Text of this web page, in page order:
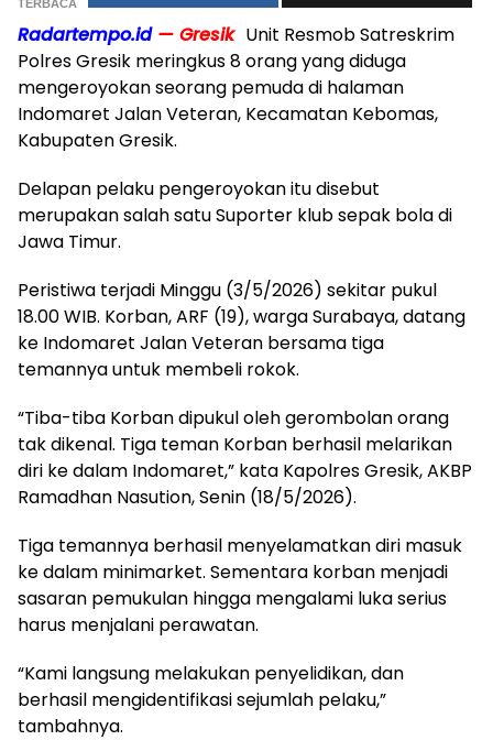
TERBACA
Radartempo.id— Gresik Unit Resmob Satreskrim
Polres Gresik meringkus 8 orang yang diduga
mengeroyokan seorang pemuda di halaman
Indomaret Jalan Veteran, Kecamatan Kebomas,
Kabupaten Gresik.
Delapan pelaku pengeroyokan itu disebut
merupakan salah satu Suporter klub sepak bola di
Jawa Timur.
Peristiwa terjadi Minggu (3/5/2026) sekitar pukul
18.00 WIB. Korban, ARF (19), warga Surabaya, datang
ke Indomaret Jalan Veteran bersama tiga
temannya untuk membeli rokok.
“Tiba-tiba Korban dipukul oleh gerombolan orang
tak dikenal. Tiga teman Korban berhasil melarikan
diri ke dalam Indomaret,” kata Kapolres Gresik, AKBP
Ramadhan Nasution, Senin (18/5/2026).
Tiga temannya berhasil menyelamatkan diri masuk
ke dalam minimarket. Sementara korban menjadi
sasaran pemukulan hingga mengalami luka serius
harus menjalani perawatan.
“Kami langsung melakukan penyelidikan, dan
berhasil mengidentifikasi sejumlah pelaku,”
tambahnya.